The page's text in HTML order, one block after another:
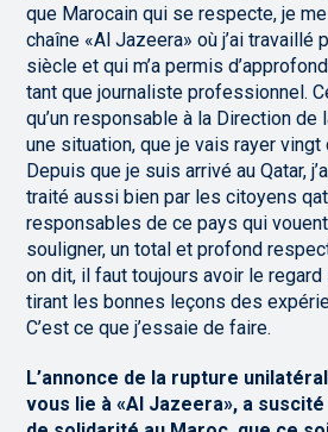
que Marocain qui se respecte, je
chaîne «Al Jazeera» où j’ai travaillé
siècle et qui m’a permis
tant que journaliste professionnel.
qu’un responsable à la Direction de
une situation, que je vais rayer vingt
Depuis que je suis arrivé au Qatar,
traité aussi bien par les citoyens
responsables de ce pays qui
souligner, un total et profond
on dit, il faut toujours avoir le regard
tirant les bonnes leçons des
C’est ce que j’essaie de faire.
L’annonce de la rupture
vous lie à «Al Jazeera», a